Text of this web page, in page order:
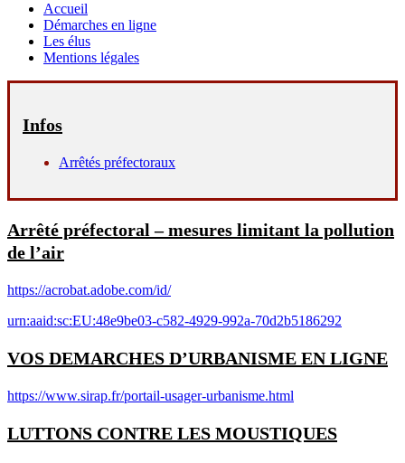
Accueil
Démarches en ligne
Les élus
Mentions légales
Infos
Arrêtés préfectoraux
Arrêté préfectoral – mesures limitant la pollution
de l’air
https://acrobat.adobe.com/id/
urn:aaid:sc:EU:48e9be03-c582-4929-992a-70d2b5186292
VOS DEMARCHES D’URBANISME EN LIGNE
https://www.sirap.fr/portail-usager-urbanisme.html
LUTTONS CONTRE LES MOUSTIQUES